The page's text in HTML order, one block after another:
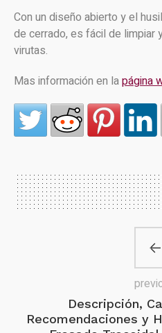
Con un diseño abierto y el
de cerrado, es fácil de limpiar
virutas.
Mas información en lapágina
Descripción,
Recomendaciones y